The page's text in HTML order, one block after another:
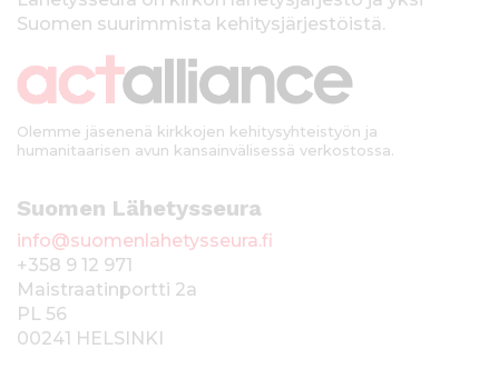
Suomen suurimmista kehitysjärjestöistä.
Olemme jäsenenä kirkkojen kehitysyhteistyön ja
humanitaarisen avun kansainvälisessä verkostossa.
Suomen Lähetysseura
info@suomenlahetysseura.fi
+358 9 12 971
Maistraatinportti 2a
PL 56
00241 HELSINKI